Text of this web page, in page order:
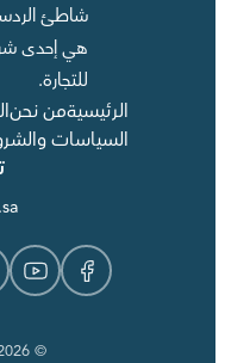
شاطئ
هي إحدى
للتجارة.
الرئيسيةمن نحن
السياسات
© 2026 شركة قوافل الكمال